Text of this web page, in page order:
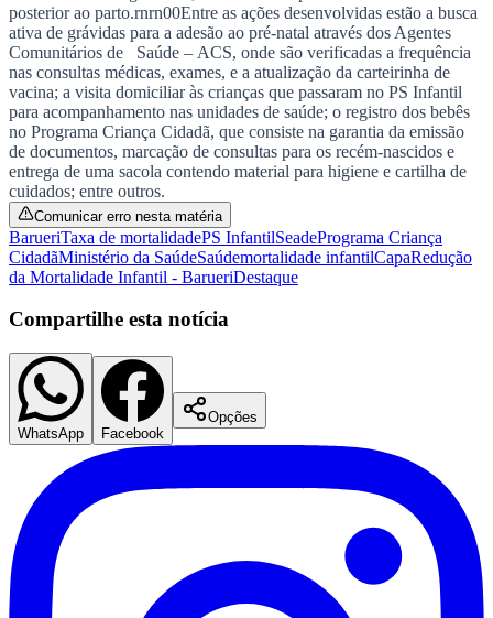
Copa América
Champions League
Premier League
La Liga
Bundesliga
Mundial 2026
Times - Ir direto
posterior ao parto.rnrn00Entre as ações desenvolvidas estão a busca
ativa de grávidas para a adesão ao pré-natal através dos Agentes
Comunitários de Saúde – ACS, onde são verificadas a frequência
nas consultas médicas, exames, e a atualização da carteirinha de
vacina; a visita domiciliar às crianças que passaram no PS Infantil
para acompanhamento nas unidades de saúde; o registro dos bebês
no Programa Criança Cidadã, que consiste na garantia da emissão
de documentos, marcação de consultas para os recém-nascidos e
entrega de uma sacola contendo material para higiene e cartilha de
cuidados; entre outros.
Comunicar erro nesta matéria
BarueriTaxa de mortalidadePS InfantilSeadePrograma Criança
CidadãMinistério da SaúdeSaúdemortalidade infantilCapaRedução
da Mortalidade Infantil - BarueriDestaque
Compartilhe esta notícia
WhatsApp Facebook
Opções